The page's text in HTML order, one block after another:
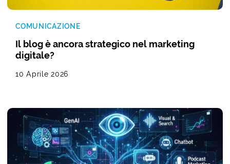
COMUNICAZIONE
Il blog è ancora strategico nel marketing
digitale?
10 Aprile 2026